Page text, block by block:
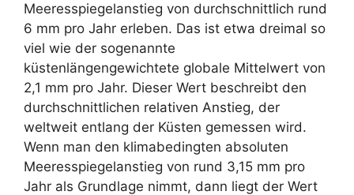
Meeresspiegelanstieg von durchschnittlich rund
6 mm pro Jahr erleben. Das ist etwa dreimal so
viel wie der sogenannte
küstenlängengewichtete globale Mittelwert von
2,1 mm pro Jahr. Dieser Wert beschreibt den
durchschnittlichen relativen Anstieg, der
weltweit entlang der Küsten gemessen wird.
Wenn man den klimabedingten absoluten
Meeresspiegelanstieg von rund 3,15 mm pro
Jahr als Grundlage nimmt, dann liegt der Wert